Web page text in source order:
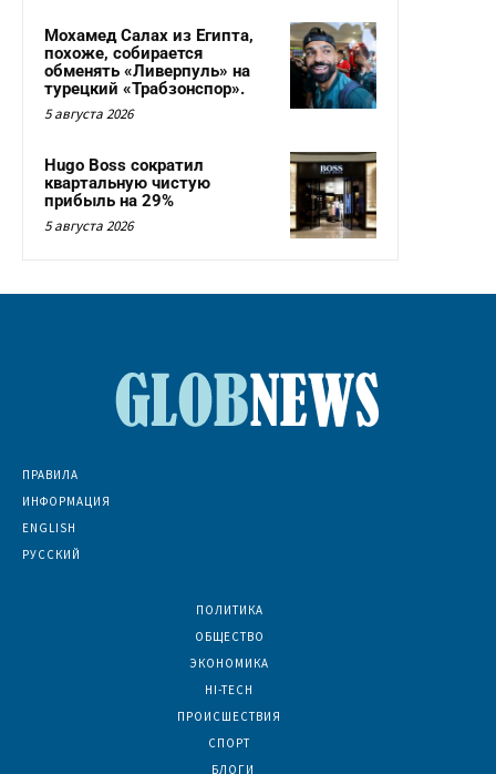
Мохамед Салах из Египта,
похоже, собирается
обменять «Ливерпуль» на
турецкий «Трабзонспор».
5 августа 2026
Hugo Boss сократил
квартальную чистую
прибыль на 29%
5 августа 2026
ПРАВИЛА
ИНФОРМАЦИЯ
ENGLISH
РУССКИЙ
ПОЛИТИКА
ОБЩЕСТВО
ЭКОНОМИКА
HI-TECH
ПРОИСШЕСТВИЯ
СПОРТ
БЛОГИ